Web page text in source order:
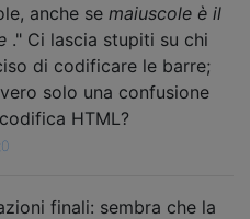
anche se maiuscole è il
." Ci lascia stupiti su chi
di codificare le barre;
solo una confusione
HTML?
finali: sembra che la